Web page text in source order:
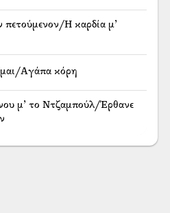
πετούμενον/Η καρδία μ’
Αγάπα κόρη
μ’ το Ντζαμπούλ/Έρθανε